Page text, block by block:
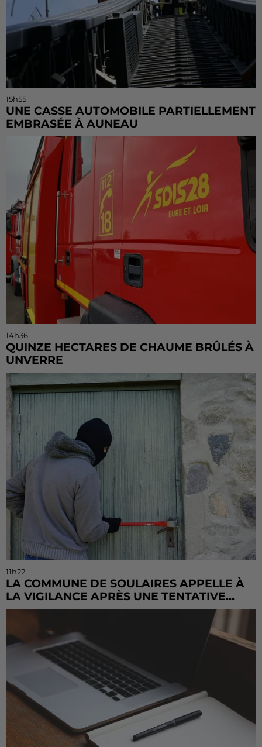
15h55
UNE CASSE AUTOMOBILE PARTIELLEMENT
EMBRASÉE À AUNEAU
« chômage technique pour neuf personnes » après le
sinistre, qui a également fait un blessé.
14h36
QUINZE HECTARES DE CHAUME BRÛLÉS À
UNVERRE
Deux personnes ont été prises en charge par les
secours après avoir inhalé des fumées.
11h22
LA COMMUNE DE SOULAIRES APPELLE À
LA VIGILANCE APRÈS UNE TENTATIVE...
La mairie a communiqué sur ses réseaux après avoir